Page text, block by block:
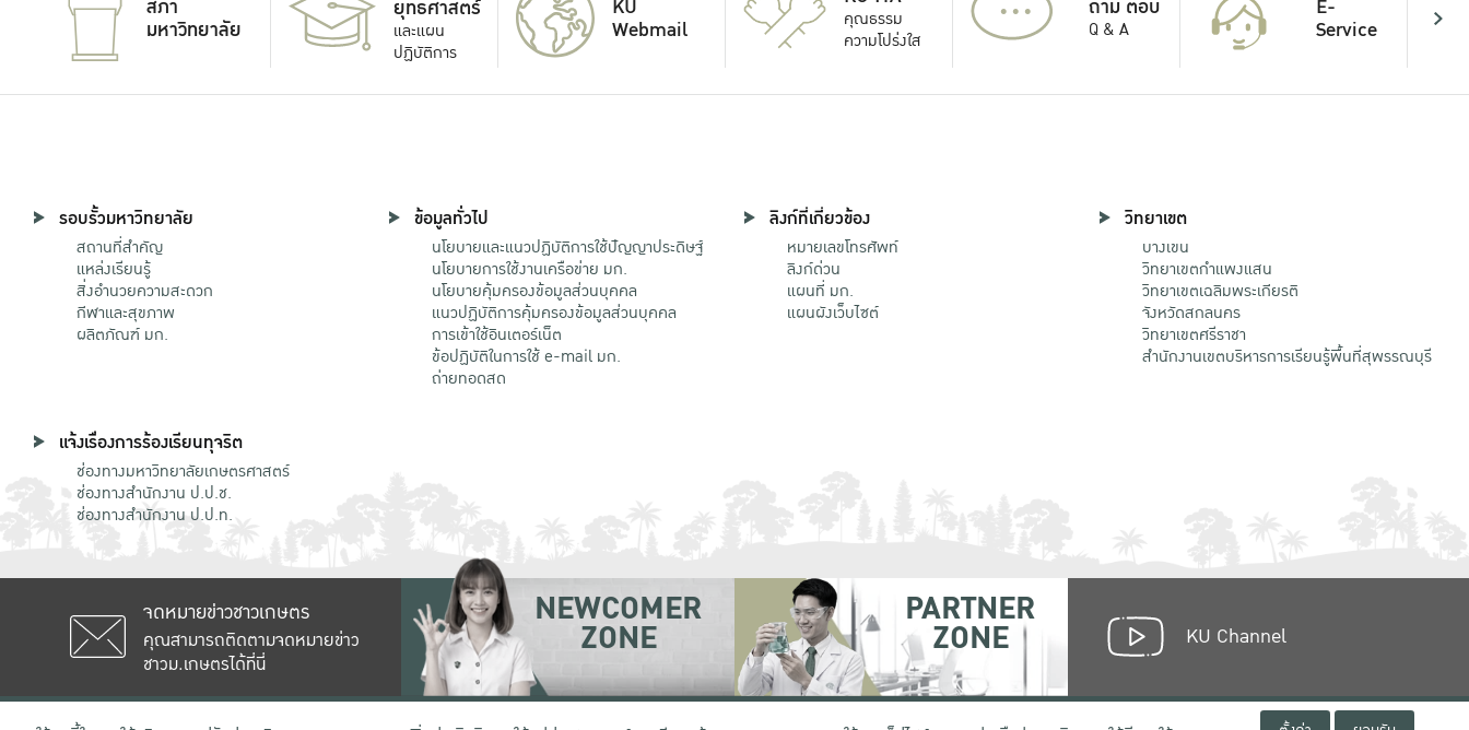
สภา
มหาวิทยาลัย
ยุทธศาสตร์
และแผน
ปฏิบัติการ
KU
Webmail
คุณธรรม
ความโปร่งใส
ถาม ตอบ
Q & A
E-
Service
รอบรั้วมหาวิทยาลัย
สถานที่สำคัญ
แหล่งเรียนรู้
สิ่งอำนวยความสะดวก
กีฬาและสุขภาพ
ผลิตภัณฑ์ มก.
ข้อมูลทั่วไป
นโยบายและแนวปฏิบัติการใช้ปัญญาประดิษฐ์
นโยบายการใช้งานเครือข่าย มก.
นโยบายคุ้มครองข้อมูลส่วนบุคคล
แนวปฏิบัติการคุ้มครองข้อมูลส่วนบุคคล
การเข้าใช้อินเตอร์เน็ต
ข้อปฏิบัติในการใช้ e-mail มก.
ถ่ายทอดสด
ลิงก์ที่เกี่ยวข้อง
หมายเลขโทรศัพท์
ลิงก์ด่วน
แผนที่ มก.
แผนผังเว็บไซต์
วิทยาเขต
บางเขน
วิทยาเขตกําแพงแสน
วิทยาเขตเฉลิมพระเกียรติ
จังหวัดสกลนคร
วิทยาเขตศรีราชา
สำนักงานเขตบริหารการเรียนรู้พื้นที่สุพรรณบุรี
แจ้งเรื่องการร้องเรียนทุจริต
ช่องทางมหาวิทยาลัยเกษตรศาสตร์
ช่องทางสำนักงาน ป.ป.ช.
ช่องทางสำนักงาน ป.ป.ท.
จดหมายข่าวชาวเกษตร
คุณสามารถติดตามจดหมายข่าว
ชาวม.เกษตรได้ที่นี่
NEWCOMER
ZONE
PARTNER
ZONE KU Channel